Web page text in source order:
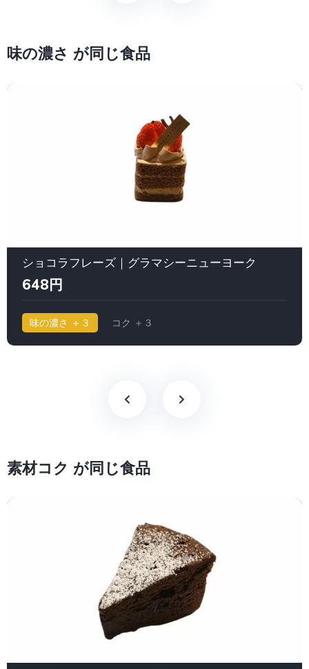
味の濃さ が同じ食品
ショコラフレーズ｜グラマシーニューヨーク
648円
味の濃さ ＋３ コク ＋３
素材コク が同じ食品